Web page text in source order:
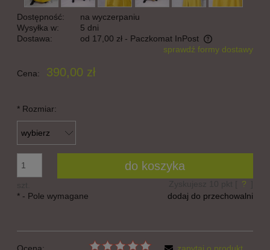
Dostępność:
na wyczerpaniu
Wysyłka w:
5 dni
Dostawa:
od 17,00 zł - Paczkomat InPost
Cena nie zawiera ewentualnych kosztów płatnościsprawdź formy dostawy
Cena: 390,00 zł
* Rozmiar:
do koszyka
?
dodaj do przechowalni
* - Pole wymagane